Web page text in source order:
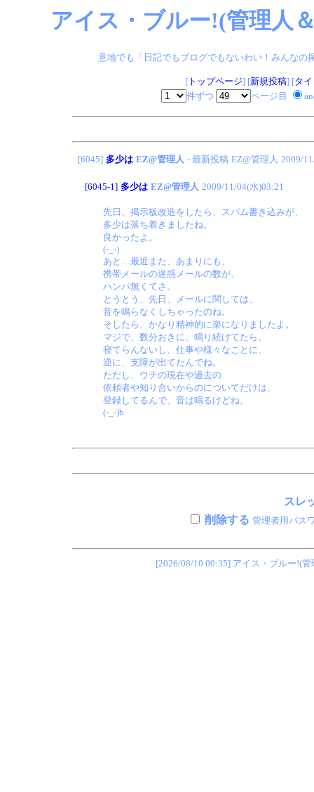
アイス・ブルー!(管理人
意地でも「日記でもブログでもないわい！みんなの
[トップページ] [新規投稿] [タ
件ずつ
ページ目
[6045] 多少は EZ@管理人 - 最新投稿 EZ@管理人 2009/
[6045-1] 多少は EZ@管理人 2009/11/04(水)03:21
先日、掲示板改造をしたら、スパム書き込みが、
多少は落ち着きましたね。
良かったよ。
(-_-)
あと…最近また、あまりにも、
携帯メールの迷惑メールの数が、
ハンパ無くてさ。
とうとう、先日、メールに関しては、
音を鳴らなくしちゃったのね。
そしたら、かなり精神的に楽になりましたよ。
マジで、数分おきに、鳴り続けてたら、
寝てらんないし、仕事や様々なことに、
逆に、支障が出てたんでね。
ただし、ウチの現在や過去の
依頼者や知り合いからのについてだけは、
登録してるんで、音は鳴るけどね。
(-_-)b
スレ
削除する 管理者用パス
[2026/08/10 00:35] アイス・ブルー!(